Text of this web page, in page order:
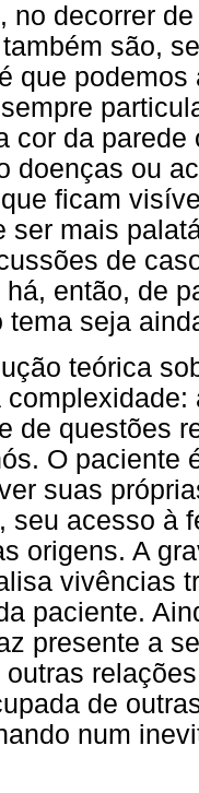
no decorrer
são,
que
cor da
doenças ou
ficam
ser mais
de
então, de
tema seja
teórica
de questões
O paciente
suas
seu acesso à
origens. A
vivências
paciente.
presente a
de
num